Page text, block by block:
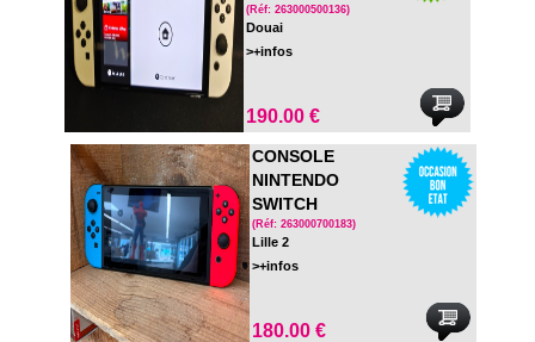
BOITE
(Réf: 263000500136)
Douai
>+infos
190.00 €
CONSOLE
NINTENDO
SWITCH
COMPLETE - EN
BOITE
(Réf: 263000700183)
Lille 2
>+infos
180.00 €